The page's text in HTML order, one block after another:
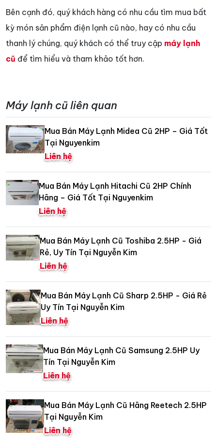
Bên cạnh đó, quý khách hàng có nhu cầu tìm mua bất
kỳ món sản phẩm điện lạnh cũ nào, hay có nhu cầu
thanh lý chúng, quý khách có thể truy cập máy lạnh
cũ để tìm hiểu và tham khảo tốt hơn.
Máy lạnh cũ liên quan
Mua Bán Máy Lạnh Midea Cũ 2HP – Giá Tốt
Tại Nguyenkim
Liên hệ
Mua Bán Máy Lạnh Hitachi Cũ 2HP Chính
Hãng – Giá Tốt Tại Nguyenkim
Liên hệ
Mua Bán Máy Lạnh Cũ Toshiba 2.5HP - Giá
Rẻ, Uy Tín Tại Nguyễn Kim
Liên hệ
Mua Bán Máy Lạnh Cũ Sharp 2.5HP - Giá Rẻ
Uy Tín Tại Nguyễn Kim
Liên hệ
Mua Bán Máy Lạnh Cũ Samsung 2.5HP Uy
Tín Tại Nguyễn Kim
Liên hệ
Mua Bán Máy Lạnh Cũ Hãng Reetech 2.5HP
Tại Nguyễn Kim
Liên hệ